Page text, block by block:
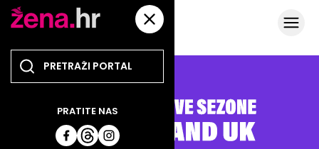
PRATITE NAS